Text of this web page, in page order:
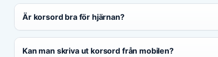
Är korsord bra för hjärnan?
Kan man skriva ut korsord från mobilen?